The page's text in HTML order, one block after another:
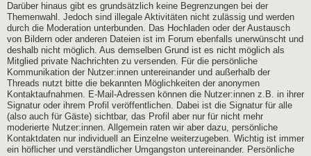
Darüber hinaus gibt es grundsätzlich keine Begrenzungen bei der
Themenwahl. Jedoch sind illegale Aktivitäten nicht zulässig und werden
durch die Moderation unterbunden. Das Hochladen oder der Austausch
von Bildern oder anderen Dateien ist im Forum ebenfalls unerwünscht und
deshalb nicht möglich. Aus demselben Grund ist es nicht möglich als
Mitglied private Nachrichten zu versenden. Für die persönliche
Kommunikation der Nutzer:innen untereinander und außerhalb der
Threads nutzt bitte die bekannten Möglichkeiten der anonymen
Kontaktaufnahmen. E-Mail-Adressen können die Nutzer:innen z.B. in ihrer
Signatur oder ihrem Profil veröffentlichen. Dabei ist die Signatur für alle
(also auch für Gäste) sichtbar, das Profil aber nur für nicht mehr
moderierte Nutzer:innen. Allgemein raten wir aber dazu, persönliche
Kontaktdaten nur individuell an Einzelne weiterzugeben. Wichtig ist immer
ein höflicher und verständlicher Umgangston untereinander. Persönliche